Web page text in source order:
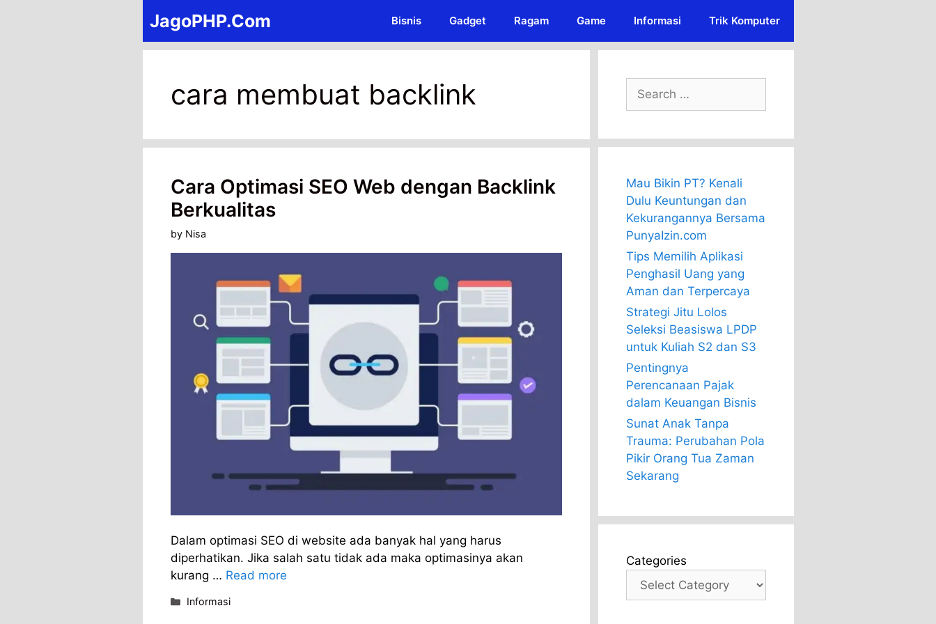
JagoPHP.Com Bisnis Gadget Ragam Game Informasi Trik Komputer
cara membuat backlink
Cara Optimasi SEO Web dengan Backlink
Berkualitas
by Nisa
Dalam optimasi SEO di website ada banyak hal yang harus
diperhatikan. Jika salah satu tidak ada maka optimasinya akan
kurang … Read more
Categories
Informasi
Search
for:
Mau Bikin PT? Kenali
Dulu Keuntungan dan
Kekurangannya Bersama
PunyaIzin.com
Tips Memilih Aplikasi
Penghasil Uang yang
Aman dan Terpercaya
Strategi Jitu Lolos
Seleksi Beasiswa LPDP
untuk Kuliah S2 dan S3
Pentingnya
Perencanaan Pajak
dalam Keuangan Bisnis
Sunat Anak Tanpa
Trauma: Perubahan Pola
Pikir Orang Tua Zaman
Sekarang
Categories